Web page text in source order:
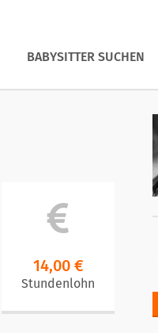
BABYSITTER SUCHEN
14,00 €
Stundenlohn